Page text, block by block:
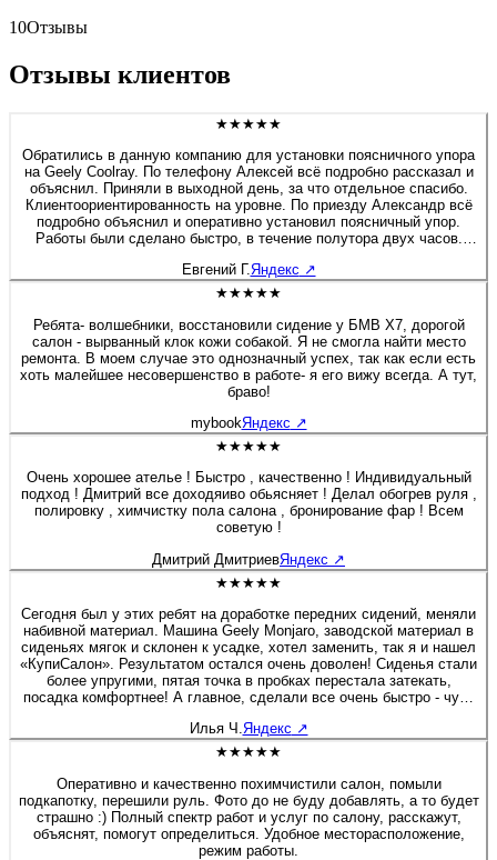
10Отзывы
Отзывы клиентов
★★★★★
Обратились в данную компанию для установки поясничного упора
на Geely Coolray. По телефону Алексей всё подробно рассказал и
объяснил. Приняли в выходной день, за что отдельное спасибо.
Клиентоориентированность на уровне. По приезду Александр всё
подробно объяснил и оперативно установил поясничный упор.
Работы были сделано быстро, в течение полутора двух часов.
перешивом и модернизацией салона, детейлингом, то обязательно
обращусь в данную компанию. Алексей спасибо Вам и
Евгений Г.Яндекс ↗
★★★★★
Ребята- волшебники, восстановили сидение у БМВ Х7, дорогой
салон - вырванный клок кожи собакой. Я не смогла найти место
ремонта. В моем случае это однозначный успех, так как если есть
хоть малейшее несовершенство в работе- я его вижу всегда. А тут,
браво!
mybookЯндекс ↗
★★★★★
Очень хорошее ателье ! Быстро , качественно ! Индивидуальный
подход ! Дмитрий все доходяиво обьясняет ! Делал обогрев руля ,
полировку , химчистку пола салона , бронирование фар ! Всем
советую !
Дмитрий ДмитриевЯндекс ↗
★★★★★
Сегодня был у этих ребят на доработке передних сидений, меняли
набивной материал. Машина Geely Monjaro, заводской материал в
сиденьях мягок и склонен к усадке, хотел заменить, так я и нашел
«КупиСалон». Результатом остался очень доволен! Сиденья стали
более упругими, пятая точка в пробках перестала затекать,
посадка комфортнее! А главное, сделали все очень быстро - чуть
короткая экскурсия по производственным цехам. Действительно
люди «болеют» своим делом, а это редкость! Очень приятная
останавливаться на достигнутом, професстонального и
технологического роста! Молодцы! 👍
Илья Ч.Яндекс ↗
★★★★★
Оперативно и качественно похимчистили салон, помыли
подкапотку, перешили руль. Фото до не буду добавлять, а то будет
страшно :) Полный спектр работ и услуг по салону, расскажут,
объяснят, помогут определиться. Удобное месторасположение,
режим работы.